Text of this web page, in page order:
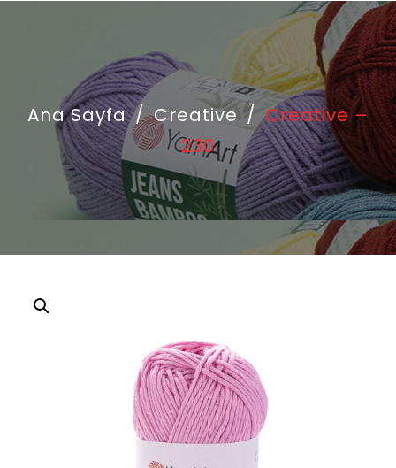
Ana Sayfa / Creative / Creative –
230